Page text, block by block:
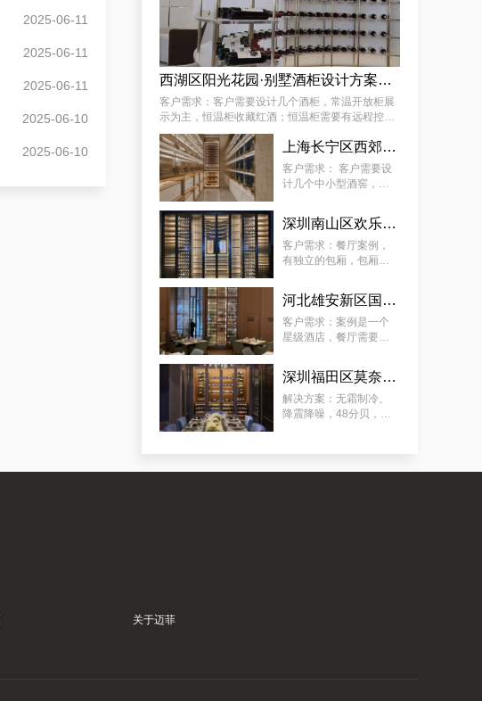
2025-06-11
2025-06-11
2025-06-11
2025-06-10
2025-06-10
怀柔区极简酒窖红酒别墅厂商的案例观察，揭秘订做别墅山洞恒温酒窖的秘诀
西湖区阳光花园·别墅酒柜设计方案推荐
客户需求：客户需要设计几个酒柜，常温开放柜展
示为主，恒温柜收藏红酒；恒温柜需要有远程控制
温湿度功能 。
上海长宁区西郊壹号·会所：中小型酒柜定制解决方案
客户需求： 客户需要设
计几个中小型酒窖，常
温柜放红酒；恒温柜需
要有远程控制温湿度功
能 。
深圳南山区欢乐海岸社佳日本料理恒温酒柜定制案例
客户需求：餐厅案例，
有独立的包厢，包厢酒
5~22°C（ 可调 ）。主
要放：红酒、清酒、洋
酒（ 洋酒可常温 ）。
河北雄安新区国际酒店酒柜定制服务案例
客户需求：案例是一个
星级酒店，餐厅需要展
酒、清酒、啤酒，酒柜
放在显眼位置，可供客
人欣赏和选择喜欢的餐
酒，需容量尽可能大。
深圳福田区莫奈法餐厅欧式风格酒柜定制服务
解决方案：无霜制冷、
降震降噪，48分贝，适
酿；用餐厅酒柜 ，餐酒
关于迈菲